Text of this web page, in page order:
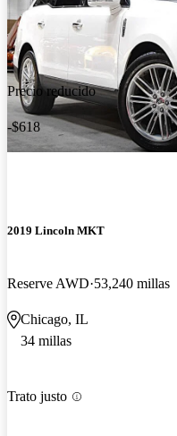
Precio reducido
-$618
2019 Lincoln MKT
Reserve AWD 53,240 millas
Chicago, IL
34 millas
Trato justo